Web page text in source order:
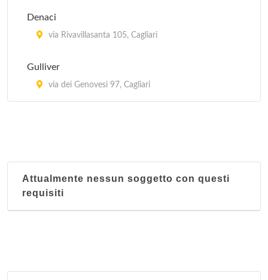
Denaci
via Rivavillasanta 105, Cagliari
Gulliver
via dei Genovesi 97, Cagliari
Attualmente nessun soggetto con questi
requisiti